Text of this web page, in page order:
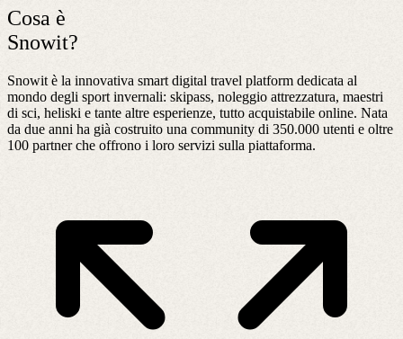
Cosa è
Snowit?
Snowit è la innovativa smart digital travel platform dedicata al
mondo degli sport invernali: skipass, noleggio attrezzatura, maestri
di sci, heliski e tante altre esperienze, tutto acquistabile online. Nata
da due anni ha già costruito una community di 350.000 utenti e oltre
100 partner che offrono i loro servizi sulla piattaforma.